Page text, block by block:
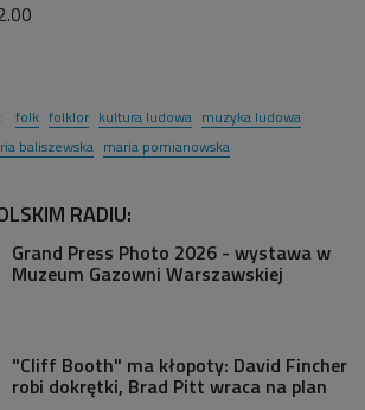
folk folklor kultura ludowa muzyka ludowa
baliszewska maria pomianowska
RADIU:
Grand Press Photo 2026 - wystawa w
Muzeum Gazowni Warszawskiej
"Cliff Booth" ma kłopoty: David Fincher
robi dokrętki, Brad Pitt wraca na plan